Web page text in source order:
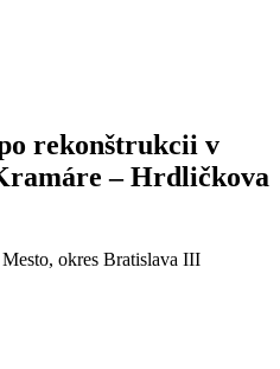
rekonštrukcii v
– Hrdličkova
okres Bratislava III